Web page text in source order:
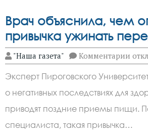
Врач объяснила, чем
привычка ужинать
"Наша газета" Комментарии к
чем
Эксперт Пироговского
о негативных последствиях для
приводят поздние приемы пищи.
специалиста, такая привычка…